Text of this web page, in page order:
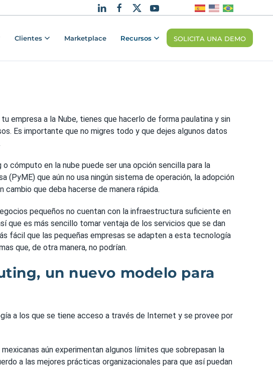
Clientes Marketplace Recursos SOLICITA UNA DEMO
empresa a la Nube, tienes que hacerlo de forma paulatina y sin
Es importante que no migres todo y que dejes algunos datos
cómputo en la nube puede ser una opción sencilla para la
(PyME) que aún no usa ningún sistema de operación, la adopción
que deba hacerse de manera rápida.
pequeños no cuentan con la infraestructura suficiente en
que es más sencillo tomar ventaja de los servicios que se dan
fácil que las pequeñas empresas se adapten a esta tecnología
que, de otra manera, no podrían.
un nuevo modelo para
a los que se tiene acceso a través de Internet y se provee por
aún experimentan algunos límites que sobrepasan la
a las mejores prácticas organizacionales para que así puedan